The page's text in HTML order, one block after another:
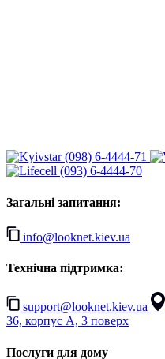
(098) 6-4444-71
(093) 6-4444-70
Загальні запитання:
info@looknet.kiev.ua
Технічна підтримка:
support@looknet.kiev.ua
36, корпус А, 3 поверх
Послуги для дому